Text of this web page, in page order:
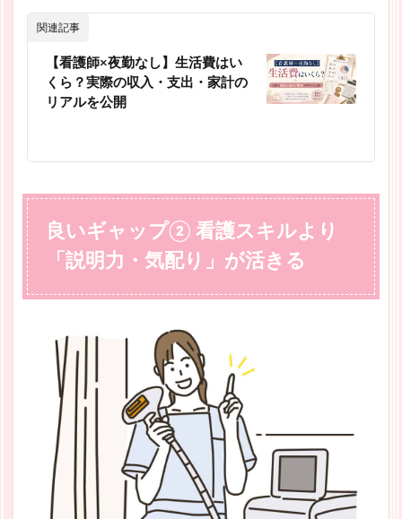
関連記事
【看護師×夜勤なし】生活費はい
くら？実際の収入・支出・家計の
リアルを公開
良いギャップ② 看護スキルより
「説明力・気配り」が活きる